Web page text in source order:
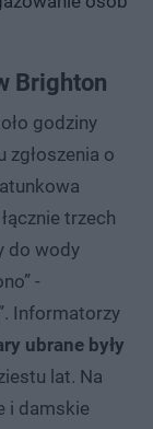
Brighton
godziny
zgłoszenia o
trzech
do ​​wody
-
Informatorzy
ubrane były
lat. Na
i damskie